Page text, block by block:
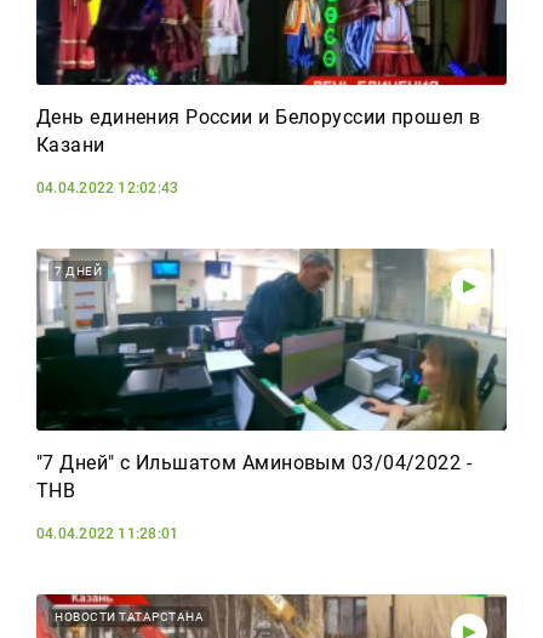
День единения России и Белоруссии прошел в
Казани
04.04.2022 12:02:43
7 ДНЕЙ
"7 Дней" с Ильшатом Аминовым 03/04/2022 -
ТНВ
04.04.2022 11:28:01
НОВОСТИ ТАТАРСТАНА